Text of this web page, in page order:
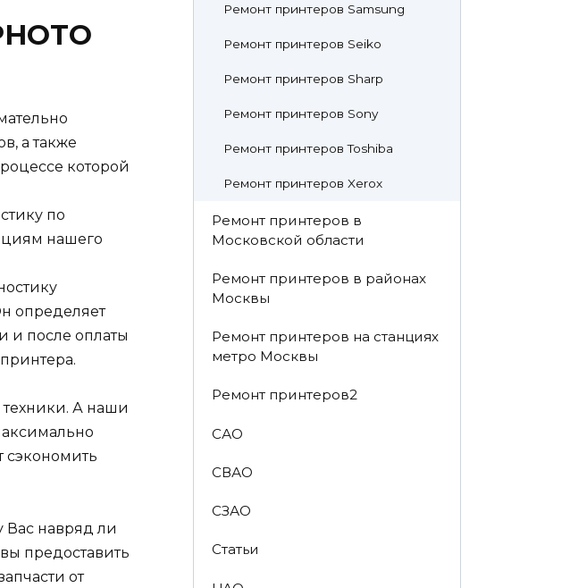
а также
которой
по
нашего
определяет
и после оплаты
А наши
сэкономить
Вас навряд ли
предоставить
от
Ремонт принтеров Samsung
Ремонт принтеров Seiko
Ремонт принтеров Sharp
Ремонт принтеров Sony
Ремонт принтеров Toshiba
Ремонт принтеров Xerox
Ремонт принтеров в
Московской области
Ремонт принтеров в районах
Москвы
Ремонт принтеров на станциях
метро Москвы
Ремонт принтеров2
САО
СВАО
СЗАО
Статьи